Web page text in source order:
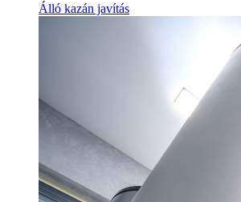
Álló kazán javítás